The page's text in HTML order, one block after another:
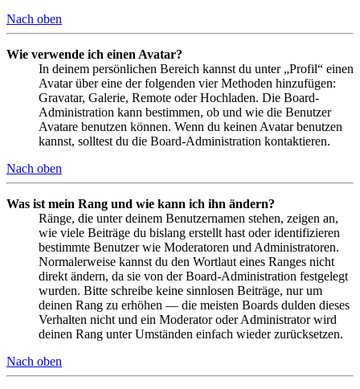
Nach oben
Wie verwende ich einen Avatar?
In deinem persönlichen Bereich kannst du unter „Profil“ einen
Avatar über eine der folgenden vier Methoden hinzufügen:
Gravatar, Galerie, Remote oder Hochladen. Die Board-
Administration kann bestimmen, ob und wie die Benutzer
Avatare benutzen können. Wenn du keinen Avatar benutzen
kannst, solltest du die Board-Administration kontaktieren.
Nach oben
Was ist mein Rang und wie kann ich ihn ändern?
Ränge, die unter deinem Benutzernamen stehen, zeigen an,
wie viele Beiträge du bislang erstellt hast oder identifizieren
bestimmte Benutzer wie Moderatoren und Administratoren.
Normalerweise kannst du den Wortlaut eines Ranges nicht
direkt ändern, da sie von der Board-Administration festgelegt
wurden. Bitte schreibe keine sinnlosen Beiträge, nur um
deinen Rang zu erhöhen — die meisten Boards dulden dieses
Verhalten nicht und ein Moderator oder Administrator wird
deinen Rang unter Umständen einfach wieder zurücksetzen.
Nach oben